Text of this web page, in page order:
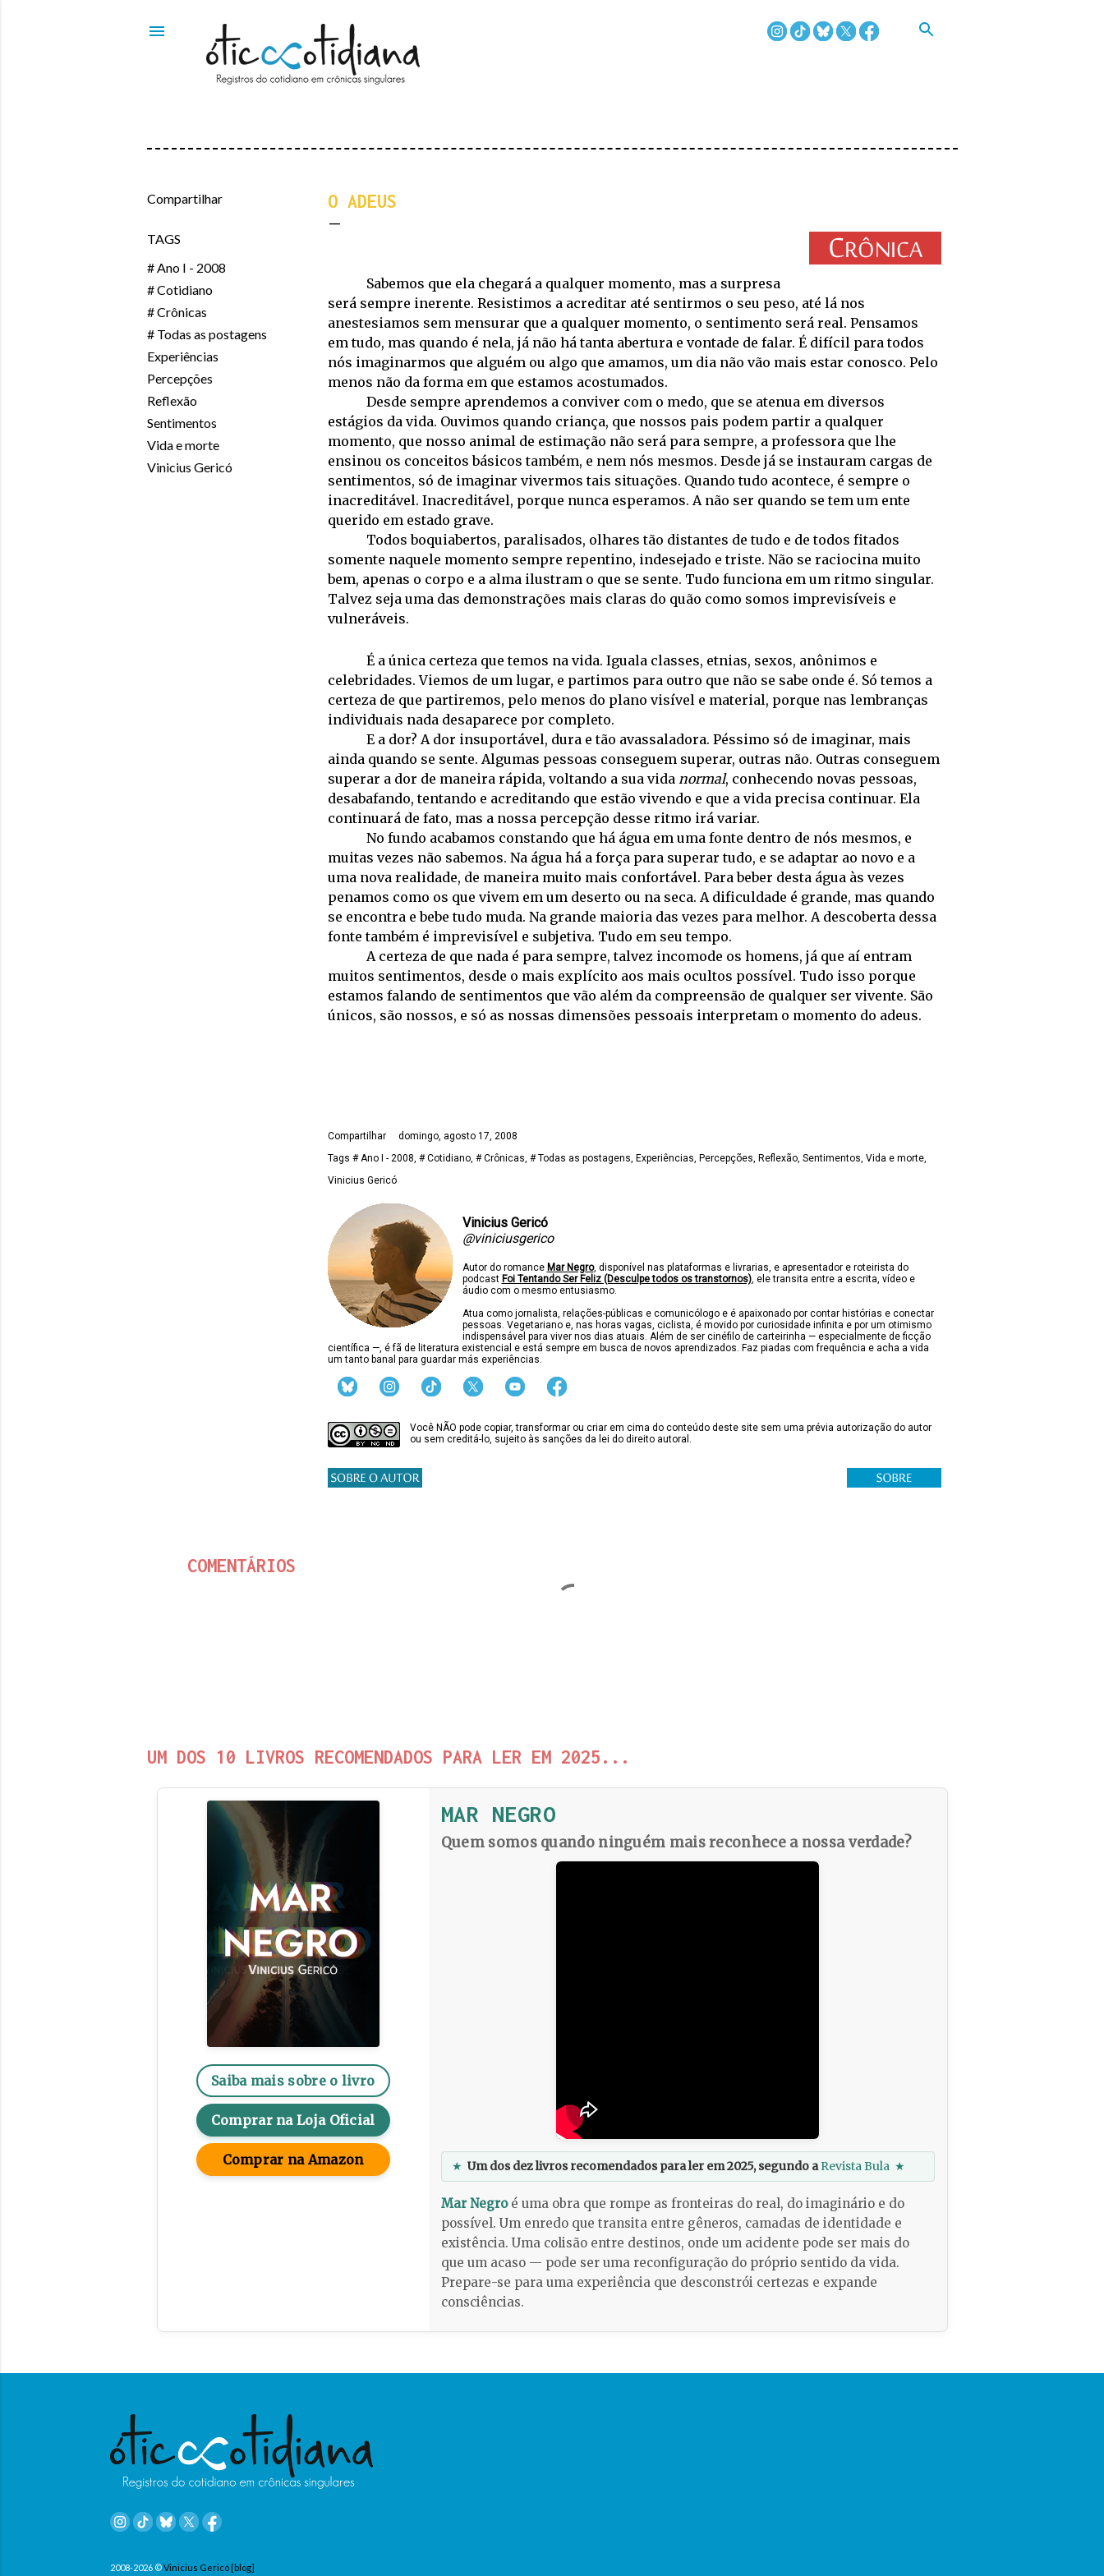
Compartilhar
TAGS
# Ano I - 2008
# Cotidiano
# Crônicas
# Todas as postagens
Experiências
Percepções
Reflexão
Sentimentos
Vida e morte
Vinicius Gericó
O ADEUS
Sabemos que ela chegará a qualquer momento, mas a surpresa
será sempre inerente. Resistimos a acreditar até sentirmos o seu peso, até lá nos
anestesiamos sem mensurar que a qualquer momento, o sentimento será real. Pensamos
em tudo, mas quando é nela, já não há tanta abertura e vontade de falar. É difícil para todos
nós imaginarmos que alguém ou algo que amamos, um dia não vão mais estar conosco. Pelo
menos não da forma em que estamos acostumados.
Desde sempre aprendemos a conviver com o medo, que se atenua em diversos
estágios da vida. Ouvimos quando criança, que nossos pais podem partir a qualquer
momento, que nosso animal de estimação não será para sempre, a professora que lhe
ensinou os conceitos básicos também, e nem nós mesmos. Desde já se instauram cargas de
sentimentos, só de imaginar vivermos tais situações. Quando tudo acontece, é sempre o
inacreditável. Inacreditável, porque nunca esperamos. A não ser quando se tem um ente
querido em estado grave.
Todos boquiabertos, paralisados, olhares tão distantes de tudo e de todos fitados
somente naquele momento sempre repentino, indesejado e triste. Não se raciocina muito
bem, apenas o corpo e a alma ilustram o que se sente. Tudo funciona em um ritmo singular.
Talvez seja uma das demonstrações mais claras do quão como somos imprevisíveis e
vulneráveis.
É a única certeza que temos na vida. Iguala classes, etnias, sexos, anônimos e
celebridades. Viemos de um lugar, e partimos para outro que não se sabe onde é. Só temos a
certeza de que partiremos, pelo menos do plano visível e material, porque nas lembranças
individuais nada desaparece por completo.
E a dor? A dor insuportável, dura e tão avassaladora. Péssimo só de imaginar, mais
ainda quando se sente. Algumas pessoas conseguem superar, outras não. Outras conseguem
superar a dor de maneira rápida, voltando a sua vida normal, conhecendo novas pessoas,
desabafando, tentando e acreditando que estão vivendo e que a vida precisa continuar. Ela
continuará de fato, mas a nossa percepção desse ritmo irá variar.
No fundo acabamos constando que há água em uma fonte dentro de nós mesmos, e
muitas vezes não sabemos. Na água há a força para superar tudo, e se adaptar ao novo e a
uma nova realidade, de maneira muito mais confortável. Para beber desta água às vezes
penamos como os que vivem em um deserto ou na seca. A dificuldade é grande, mas quando
se encontra e bebe tudo muda. Na grande maioria das vezes para melhor. A descoberta dessa
fonte também é imprevisível e subjetiva. Tudo em seu tempo.
A certeza de que nada é para sempre, talvez incomode os homens, já que aí entram
muitos sentimentos, desde o mais explícito aos mais ocultos possível. Tudo isso porque
estamos falando de sentimentos que vão além da compreensão de qualquer ser vivente. São
únicos, são nossos, e só as nossas dimensões pessoais interpretam o momento do adeus.
Compartilhar
domingo, agosto 17, 2008
Tags # Ano I - 2008 # Cotidiano # Crônicas # Todas as postagens Experiências Percepções Reflexão Sentimentos Vida e morte
Vinicius Gericó
Vinicius Gericó
@viniciusgerico
Autor do romance Mar Negro, disponível nas plataformas e livrarias, e apresentador e roteirista do
podcast Foi Tentando Ser Feliz (Desculpe todos os transtornos), ele transita entre a escrita, vídeo e
áudio com o mesmo entusiasmo.
Atua como jornalista, relações-públicas e comunicólogo e é apaixonado por contar histórias e conectar
pessoas. Vegetariano e, nas horas vagas, ciclista, é movido por curiosidade infinita e por um otimismo
indispensável para viver nos dias atuais. Além de ser cinéfilo de carteirinha — especialmente de ficção
científica —, é fã de literatura existencial e está sempre em busca de novos aprendizados. Faz piadas com frequência e acha a vida
um tanto banal para guardar más experiências.
Você NÃO pode copiar, transformar ou criar em cima do conteúdo deste site sem uma prévia autorização do autor
ou sem creditá-lo, sujeito às sanções da lei do direito autoral.
COMENTÁRIOS
UM DOS 10 LIVROS RECOMENDADOS PARA LER EM 2025...
Saiba mais sobre o livro
Comprar na Loja Oficial
Comprar na Amazon
MAR NEGRO
Quem somos quando ninguém mais reconhece a nossa verdade?
★ Um dos dez livros recomendados para ler em 2025, segundo aRevista Bula ★
Mar Negroé uma obra que rompe as fronteiras do real, do imaginário e do
possível. Um enredo que transita entre gêneros, camadas de identidade e
existência. Uma colisão entre destinos, onde um acidente pode ser mais do
que um acaso — pode ser uma reconfiguração do próprio sentido da vida.
Prepare-se para uma experiência que desconstrói certezas e expande
consciências.
2008-2026 ©Vinicius Gericó [blog]